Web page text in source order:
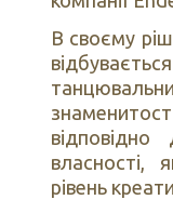
В своєму
відповідно
власності,
рівень